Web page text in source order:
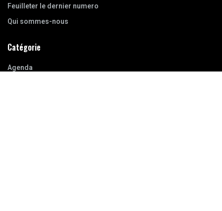
Feuilleter le dernier numero
Qui sommes-nous
Catégorie
Agenda